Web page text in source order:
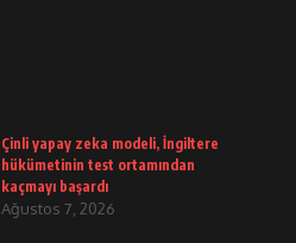
Çinli yapay zeka modeli, İngiltere
hükümetinin test ortamından
kaçmayı başardı
Ağustos 7, 2026